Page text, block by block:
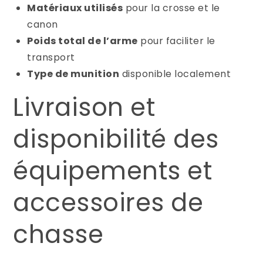
Matériaux utilisés pour la crosse et le
canon
Poids total de l’arme pour faciliter le
transport
Type de munition disponible localement
Livraison et
disponibilité des
équipements et
accessoires de
chasse